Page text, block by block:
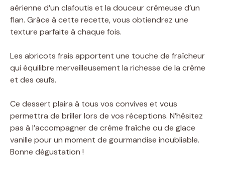
aérienne d’un clafoutis et la douceur crémeuse d’un
flan. Grâce à cette recette, vous obtiendrez une
texture parfaite à chaque fois.
Les abricots frais apportent une touche de fraîcheur
qui équilibre merveilleusement la richesse de la crème
et des œufs.
Ce dessert plaira à tous vos convives et vous
permettra de briller lors de vos réceptions. N’hésitez
pas à l’accompagner de crème fraîche ou de glace
vanille pour un moment de gourmandise inoubliable.
Bonne dégustation !